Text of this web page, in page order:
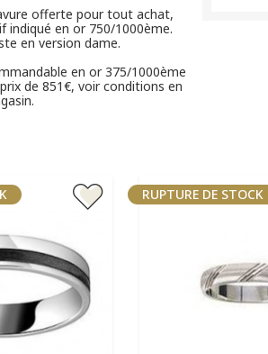
offerte pour tout achat,
indiqué en or 750/1000ème.
en version dame.
en or 375/1000ème
de 851€, voir conditions en
RUPTURE DE STOCK